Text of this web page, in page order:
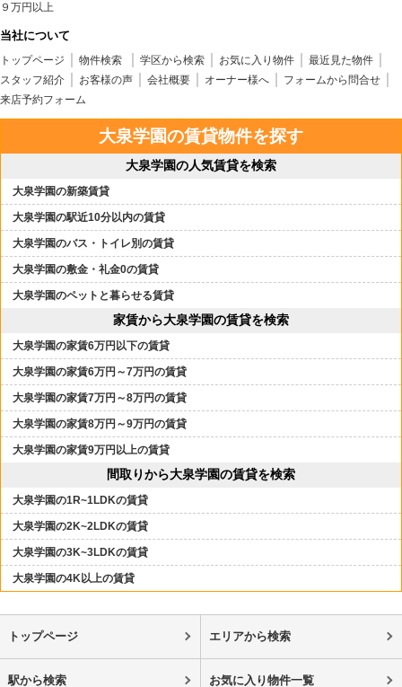
９万円以上
当社について
トップページ 物件検索 学区から検索 お気に入り物件
最近見た物件
スタッフ紹介
お客様の声 会社概要 オーナー様へ
フォームから問合せ
来店予約フォーム
大泉学園の賃貸物件を探す
大泉学園の人気賃貸を検索
大泉学園の新築賃貸
大泉学園の駅近10分以内の賃貸
大泉学園のバス・トイレ別の賃貸
大泉学園の敷金・礼金0の賃貸
大泉学園のペットと暮らせる賃貸
家賃から大泉学園の賃貸を検索
大泉学園の家賃6万円以下の賃貸
大泉学園の家賃6万円～7万円の賃貸
大泉学園の家賃7万円～8万円の賃貸
大泉学園の家賃8万円～9万円の賃貸
大泉学園の家賃9万円以上の賃貸
間取りから大泉学園の賃貸を検索
大泉学園の1R~1LDKの賃貸
大泉学園の2K~2LDKの賃貸
大泉学園の3K~3LDKの賃貸
大泉学園の4K以上の賃貸
トップページ エリアから検索
駅から検索 お気に入り物件一覧